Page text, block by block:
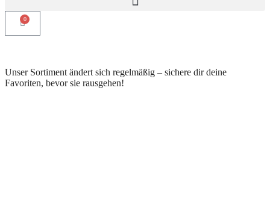
0
Unser Sortiment ändert sich regelmäßig – sichere dir deine
Favoriten, bevor sie rausgehen!